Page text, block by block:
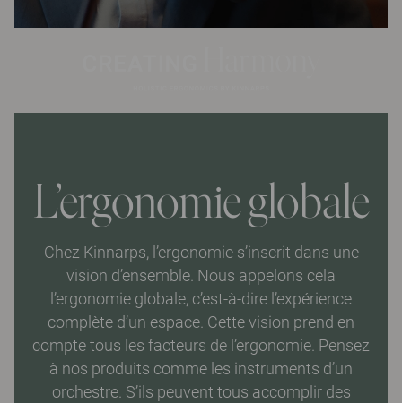
L’ergonomie globale
Chez Kinnarps, l’ergonomie s’inscrit dans une
vision d’ensemble. Nous appelons cela
l’ergonomie globale, c’est-à-dire l’expérience
complète d’un espace. Cette vision prend en
compte tous les facteurs de l’ergonomie. Pensez
à nos produits comme les instruments d’un
orchestre. S’ils peuvent tous accomplir des